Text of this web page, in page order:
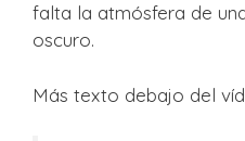
falta la atmósfera de
oscuro.
Más texto debajo del